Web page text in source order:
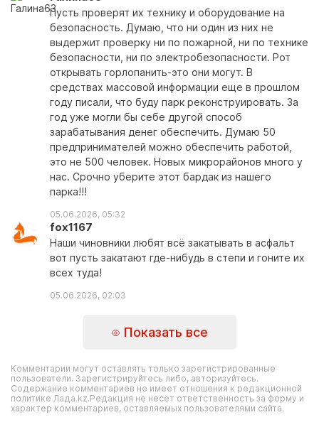
Пусть проверят их технику и оборудование на
безопасность. Думаю, что ни один из них не
выдержит проверку ни по пожарной, ни по технике
безопасности, ни по электробезопасности. Рот
открывать горлопанить-это они могут. В
средствах массовой информации еще в прошлом
году писали, что буду парк реконструировать. За
год уже могли бы себе другой способ
зарабатывания денег обеспечить. Думаю 50
предпринимателей можно обеспечить работой,
это не 500 человек. Новых микрорайонов много у
нас. Срочно уберите этот бардак из нашего
парка!!!
05.06.2026, 05:32
fox1167
Наши чиновники любят всё закатывать в асфальт
вот пусть закатают где-нибудь в степи и гоните их
всех туда!
05.06.2026, 02:03
Показать все
Комментарии могут оставлять только зарегистрированные
пользователи. Зарегистрируйтесь либо, авторизуйтесь.
Содержание комментариев не имеет отношения к редакционной
политике Лада.kz.Редакция не несет ответственность за форму и
характер комментариев, оставляемых пользователями сайта.